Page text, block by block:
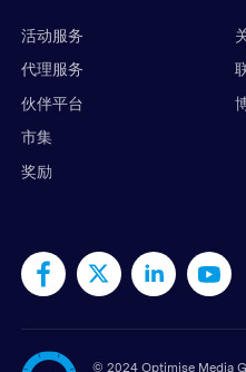
活动服务
代理服务
伙伴平台
市集
奖励
© 2024 Optimise Media